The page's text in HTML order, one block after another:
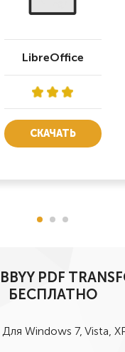
LibreOffice
СКАЧАТЬ
PDF
БЕСПЛАТНО
Для Windows 7, Vista,